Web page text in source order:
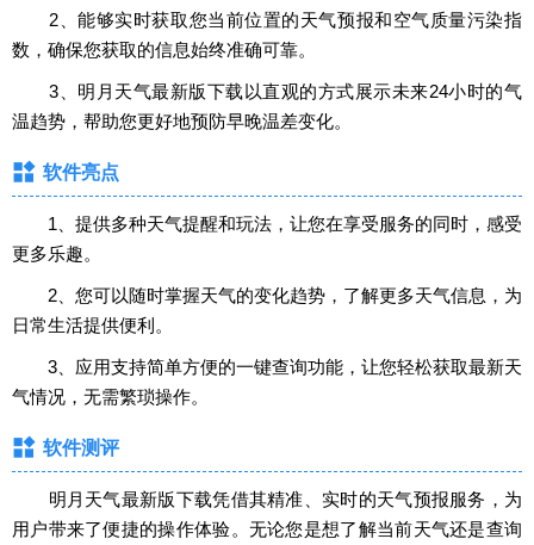
2、能够实时获取您当前位置的天气预报和空气质量污染指
数，确保您获取的信息始终准确可靠。
3、明月天气最新版下载以直观的方式展示未来24小时的气
温趋势，帮助您更好地预防早晚温差变化。
软件亮点
1、提供多种天气提醒和玩法，让您在享受服务的同时，感受
更多乐趣。
2、您可以随时掌握天气的变化趋势，了解更多天气信息，为
日常生活提供便利。
3、应用支持简单方便的一键查询功能，让您轻松获取最新天
气情况，无需繁琐操作。
软件测评
明月天气最新版下载凭借其精准、实时的天气预报服务，为
用户带来了便捷的操作体验。无论您是想了解当前天气还是查询